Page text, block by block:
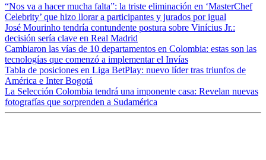
“Nos va a hacer mucha falta”: la triste eliminación en ‘MasterChef
Celebrity’ que hizo llorar a participantes y jurados por igual
José Mourinho tendría contundente postura sobre Vinícius Jr.:
decisión sería clave en Real Madrid
Cambiaron las vías de 10 departamentos en Colombia: estas son las
tecnologías que comenzó a implementar el Invías
Tabla de posiciones en Liga BetPlay: nuevo líder tras triunfos de
América e Inter Bogotá
La Selección Colombia tendrá una imponente casa: Revelan nuevas
fotografías que sorprenden a Sudamérica